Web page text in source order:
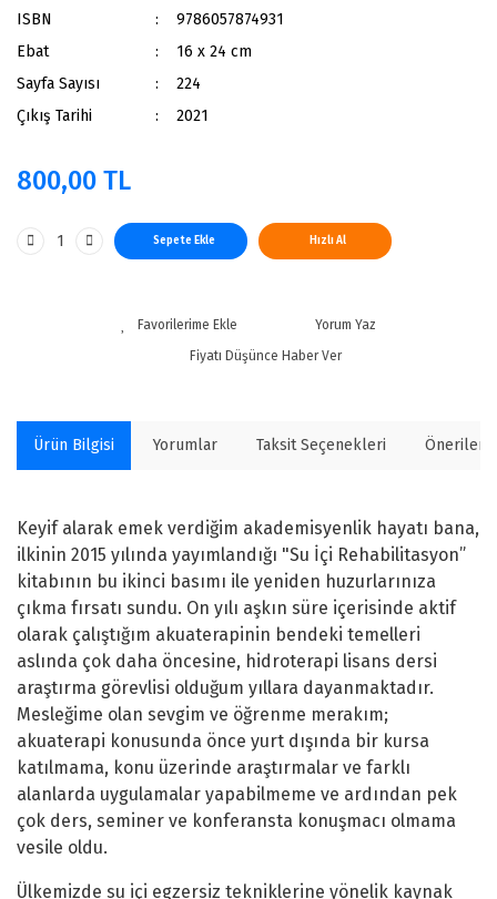
ISBN
9786057874931
Ebat
16 x 24 cm
Sayfa Sayısı
224
Çıkış Tarihi
2021
800,00 TL
Sepete Ekle Hızlı Al
Yorum Yaz
Fiyatı Düşünce Haber Ver
Ürün Bilgisi Yorumlar Taksit Seçenekleri
Keyif alarak emek verdiğim akademisyenlik hayatı bana,
ilkinin 2015 yılında yayımlandığı "Su İçi Rehabilitasyon”
kitabının bu ikinci basımı ile yeniden huzurlarınıza
çıkma fırsatı sundu. On yılı aşkın süre içerisinde aktif
olarak çalıştığım akuaterapinin bendeki temelleri
aslında çok daha öncesine, hidroterapi lisans dersi
araştırma görevlisi olduğum yıllara dayanmaktadır.
Mesleğime olan sevgim ve öğrenme merakım;
akuaterapi konusunda önce yurt dışında bir kursa
katılmama, konu üzerinde araştırmalar ve farklı
alanlarda uygulamalar yapabilmeme ve ardından pek
çok ders, seminer ve konferansta konuşmacı olmama
vesile oldu.
Ülkemizde su içi egzersiz tekniklerine yönelik kaynak